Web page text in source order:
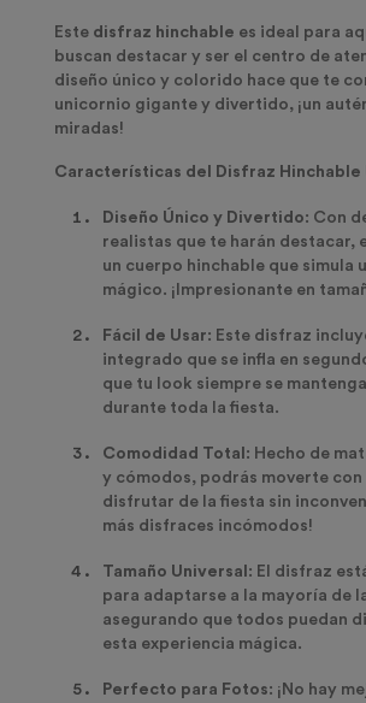
Este disfraz hinchable es ideal para
buscan destacar y ser el centro de
diseño único y colorido hace que te
unicornio gigante y divertido, ¡un
miradas!
Características del Disfraz Hinchable
Diseño Único y Divertido: Con
realistas que te harán destacar,
un cuerpo hinchable que simula
mágico. ¡Impresionante en
Fácil de Usar: Este disfraz
integrado que se infla en
que tu look siempre se
durante toda la fiesta.
Comodidad Total : Hecho de
y cómodos, podrás moverte
disfrutar de la fiesta sin
más disfraces incómodos!
Tamaño Universal : El disfraz
para adaptarse a la mayoría de
asegurando que todos puedan
esta experiencia mágica.
Perfecto para Fotos: ¡No hay